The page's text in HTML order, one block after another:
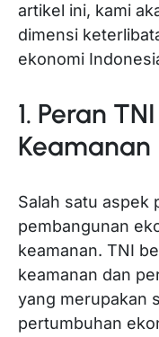
artikel ini, kami
dimensi
ekonomi
1. Peran
Keamanan
Salah satu aspek
pembangunan
keamanan. TNI
keamanan dan
yang merupakan
pertumbuhan